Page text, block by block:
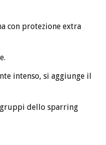
con protezione extra
intenso, si aggiunge il
dello sparring